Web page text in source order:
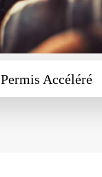
Permis Accéléré